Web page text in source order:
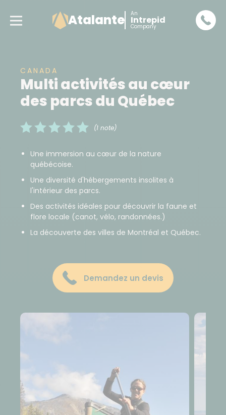
Atalante An
Intrepid
Company
CANADA
Multi activités au cœur
des parcs du Québec
(1 note)
Une immersion au cœur de la nature
québécoise.
Une diversité d'hébergements insolites à
l'intérieur des parcs.
Des activités idéales pour découvrir la faune et
flore locale (canot, vélo, randonnées.)
La découverte des villes de Montréal et Québec.
Demandez un devis